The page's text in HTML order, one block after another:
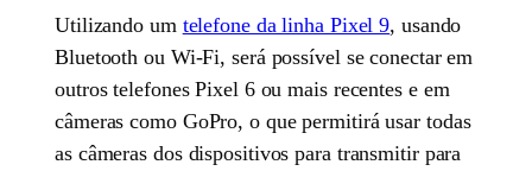
Utilizando um telefone da linha Pixel 9, usando
Bluetooth ou Wi-Fi, será possível se conectar em
outros telefones Pixel 6 ou mais recentes e em
câmeras como GoPro, o que permitirá usar todas
as câmeras dos dispositivos para transmitir para